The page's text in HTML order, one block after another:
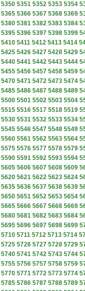
5350 5351 5352 5353 5354
5365 5366 5367 5368 5369
5380 5381 5382 5383 5384
5395 5396 5397 5398 5399
5410 5411 5412 5413 5414
5425 5426 5427 5428 5429
5440 5441 5442 5443 5444
5455 5456 5457 5458 5459
5470 5471 5472 5473 5474
5485 5486 5487 5488 5489
5500 5501 5502 5503 5504
5515 5516 5517 5518 5519
5530 5531 5532 5533 5534
5545 5546 5547 5548 5549
5560 5561 5562 5563 5564
5575 5576 5577 5578 5579
5590 5591 5592 5593 5594
5605 5606 5607 5608 5609
5620 5621 5622 5623 5624
5635 5636 5637 5638 5639
5650 5651 5652 5653 5654
5665 5666 5667 5668 5669
5680 5681 5682 5683 5684
5695 5696 5697 5698 5699
5710 5711 5712 5713 5714
5725 5726 5727 5728 5729
5740 5741 5742 5743 5744
5755 5756 5757 5758 5759
5770 5771 5772 5773 5774
5785 5786 5787 5788 5789